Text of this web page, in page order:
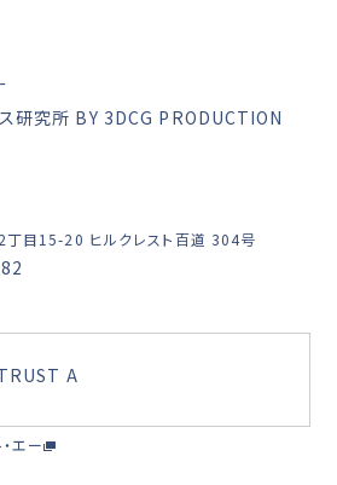
目15-20 ヒルクレスト百道 304号
エー